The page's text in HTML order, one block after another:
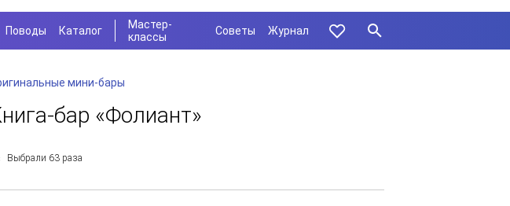
Поводы Каталог
Мастер-
классы
Советы Журнал
мини-бары
бар «Фолиант»
Выбрали 63 раза